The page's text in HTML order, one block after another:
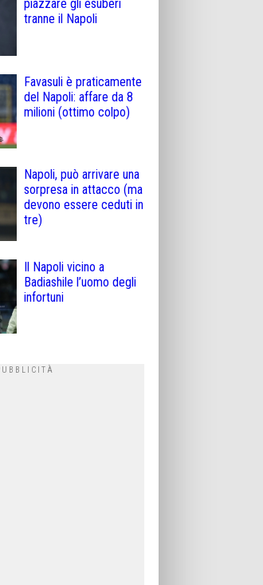
piazzare gli esuberi
tranne il Napoli
Favasuli è praticamente
del Napoli: affare da 8
milioni (ottimo colpo)
Napoli, può arrivare una
sorpresa in attacco (ma
devono essere ceduti in
tre)
Il Napoli vicino a
Badiashile l’uomo degli
infortuni